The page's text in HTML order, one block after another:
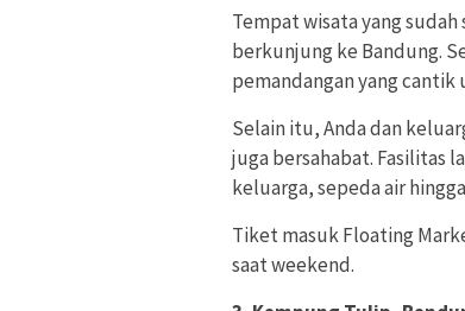
Tempat wisata yang
berkunjung ke Bandung.
pemandangan yang
Selain itu, Anda dan
juga bersahabat. Fasilitas
keluarga, sepeda air
Tiket masuk Floating
saat weekend.